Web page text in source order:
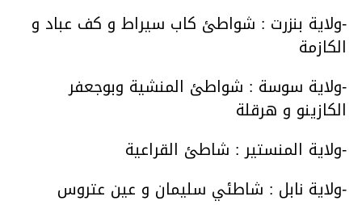
-ولاية بنزرت : شواطئ كاب سيراط و كف عباد و
الكازمة
-ولاية سوسة : شواطئ المنشية وبوجعفر
الكازينو و هرقلة
-ولاية المنستير : شاطئ القراعية
-ولاية نابل : شاطئي سليمان و عين عتروس